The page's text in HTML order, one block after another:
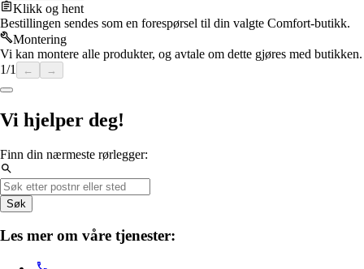
Klikk og hent
Bestillingen sendes som en forespørsel til din valgte Comfort-butikk.
Montering
Vi kan montere alle produkter, og avtale om dette gjøres med butikken.
1/1 ← →
Vi hjelper deg!
Finn din nærmeste rørlegger:
Søk
Les mer om våre tjenester: